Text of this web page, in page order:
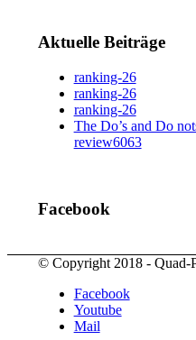
Aktuelle Beiträge
ranking-26
ranking-26
ranking-26
The Do’s and Do
review6063
Facebook
© Copyright 2018 - Quad-
Facebook
Youtube
Mail